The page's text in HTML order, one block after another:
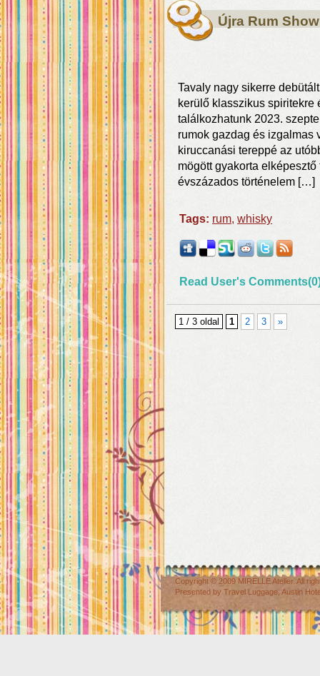
Újra Rum
Tavaly nagy sikerre
kerülő klasszikus spiritekre
találkozhatunk 2023.
rumok gazdag és izgalmas
kiruccanási tereppé az
mögött gyakorta
évszázados történelem […]
Tags: rum, whisky
Read User's
1 / 3 oldal 1 2 3 »
Copyright © 2009 MIRELLE Atelier. All
Presented by Travel Luggage Austin